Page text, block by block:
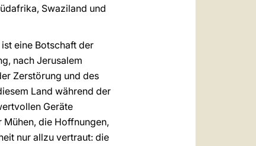
Swaziland und
eine Botschaft der
nach Jerusalem
Zerstörung und des
Land während der
Geräte
die Hoffnungen,
nur allzu vertraut: die